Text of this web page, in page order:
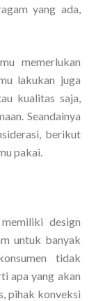
yang ada,
memerlukan
lakukan juga
kualitas saja,
Seandainya
berikut
pakai.
design
untuk banyak
tidak
apa yang akan
pihak konveksi